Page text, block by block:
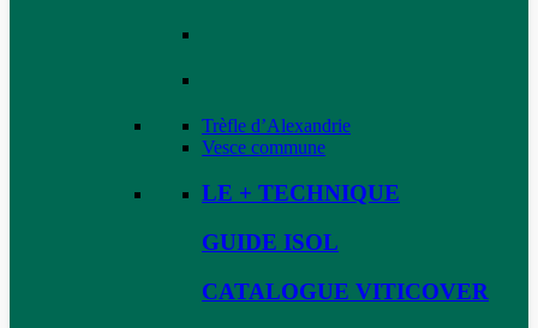
Trèfle d’Alexandrie
Vesce commune
LE + TECHNIQUE
GUIDE ISOL
CATALOGUE VITICOVER